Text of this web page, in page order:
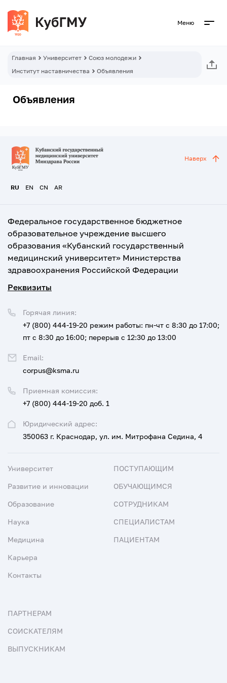
Меню
Главная Университет
Союз молодежи
Институт наставничества
Объявления
Объявления
RU EN CN AR
Наверх
Федеральное государственное бюджетное
образовательное учреждение высшего
образования «Кубанский государственный
медицинский университет» Министерства
здравоохранения Российской Федерации
Реквизиты
Юридический адрес:
350063 г. Краснодар, ул. им. Митрофана Седина, 4
Приемная комиссия:
+7 (800) 444-19-20 доб. 1
Горячая линия:
+7 (800) 444-19-20 режим работы: пн-чт с 8:30 до 17:00;
пт с 8:30 до 16:00; перерыв с 12:30 до 13:00
Email:
corpus@ksma.ru
Университет
Развитие и инновации
Образование
Наука
Медицина
Карьера
Контакты
ПОСТУПАЮЩИМ
ОБУЧАЮЩИМСЯ
СОТРУДНИКАМ
СПЕЦИАЛИСТАМ
ПАЦИЕНТАМ
ПАРТНЕРАМ
СОИСКАТЕЛЯМ
ВЫПУСКНИКАМ